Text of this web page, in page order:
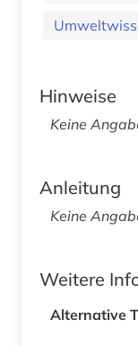
Hinweise
Keine
Anleitung
Keine
Weitere
Alternative